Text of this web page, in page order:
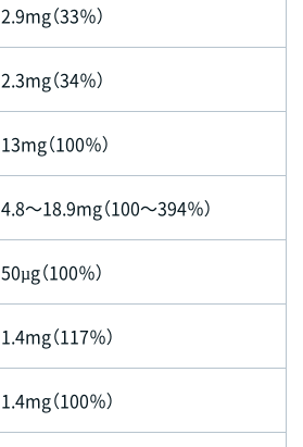
2.9mg（33％）
2.3mg（34％）
13mg（100％）
4.8～18.9mg（100～394％）
50µg（100％）
1.4mg（117％）
1.4mg（100％）